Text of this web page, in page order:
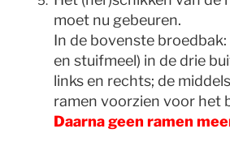
moet nu gebeuren.
In de bovenste
en stuifmeel) in de drie
links en rechts; de
ramen voorzien voor het
Daarna geen ramen